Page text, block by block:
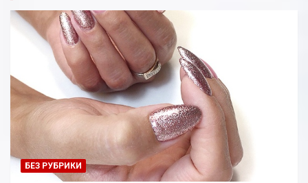
БЕЗ РУБРИКИ